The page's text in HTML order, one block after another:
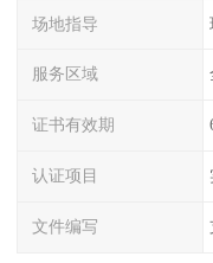
场地指导
服务区域
证书有效期
认证项目
文件编写